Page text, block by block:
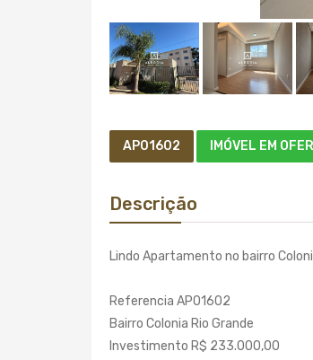
AP01602 IMÓVEL EM
Descrição
Lindo Apartamento no bairro
Referencia AP01602
Bairro Colonia Rio Grande
Investimento R$ 233.000,00